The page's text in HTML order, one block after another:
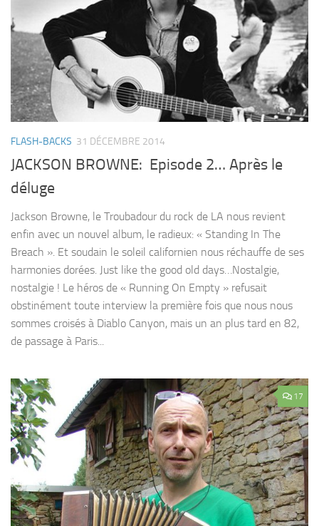
FLASH-BACKS 31 DÉCEMBRE 2014
JACKSON BROWNE: Episode 2… Après le
déluge
Jackson Browne, le Troubadour du rock de LA nous revient
enfin avec un nouvel album, le radieux: « Standing In The
Breach ». Et soudain le soleil californien nous réchauffe de ses
harmonies dorées. Just like the good old days…Nostalgie,
nostalgie ! Le héros de « Running On Empty » refusait
obstinément toute interview la première fois que nous nous
sommes croisés à Diablo Canyon, mais un an plus tard en 82,
de passage à Paris...
17